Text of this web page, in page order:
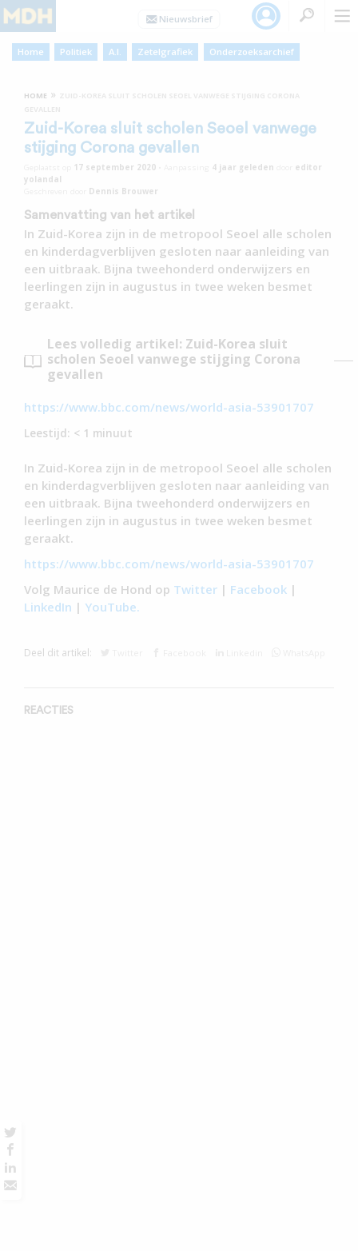
Home Politiek A.I. Zetelgrafiek Onderzoeksarchief
HOME »
Zuid-Korea sluit scholen Seoel vanwege
stijging Corona gevallen
17 september 2020 4 jaar geleden
editor
yolandal
Dennis Brouwer
Samenvatting van het artikel
In Zuid-Korea zijn in de metropool Seoel alle scholen
en kinderdagverblijven gesloten naar aanleiding van
een uitbraak. Bijna tweehonderd onderwijzers en
leerlingen zijn in augustus in twee weken besmet
geraakt.
Lees volledig artikel: Zuid-Korea sluit
scholen Seoel vanwege stijging Corona
gevallen
https://www.bbc.com/news/world-asia-53901707
Leestijd: < 1 minuut
In Zuid-Korea zijn in de metropool Seoel alle scholen
en kinderdagverblijven gesloten naar aanleiding van
een uitbraak. Bijna tweehonderd onderwijzers en
leerlingen zijn in augustus in twee weken besmet
geraakt.
https://www.bbc.com/news/world-asia-53901707
Volg Maurice de Hond op Twitter | Facebook |
LinkedIn | YouTube.
Deel dit artikel:
REACTIES